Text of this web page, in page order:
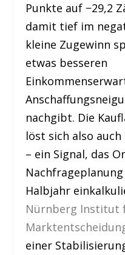
Punkte auf −29,2
damit tief im
kleine Zugewinn
etwas besseren
nachgibt. Die
löst sich also
– ein Signal, das
Halbjahr
Nürnberg Institut
einer